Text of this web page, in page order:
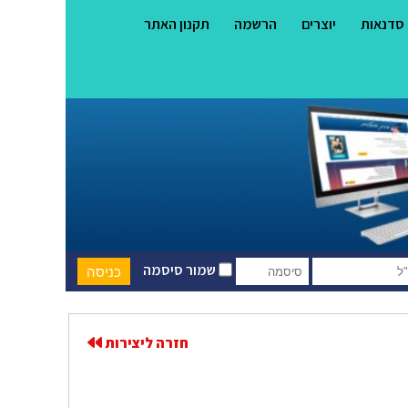
סדנאות יוצרים הרשמה תקנון האתר
שמור סיסמה
חזרה ליצירות